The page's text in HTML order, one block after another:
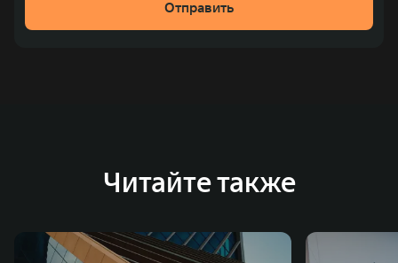
место по объёмам продаж пикапов в Китае. На
зарубежных – в России, Таиланде, Бразилии и Индии, а
Отправить
Читайте также